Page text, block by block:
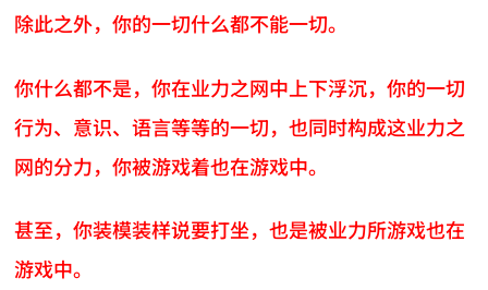
除此之外，你的一切什么都不能一切。
你什么都不是，你在业力之网中上下浮沉，你的一切
行为、意识、语言等等的一切，也同时构成这业力之
网的分力，你被游戏着也在游戏中。
甚至，你装模装样说要打坐，也是被业力所游戏也在
游戏中。